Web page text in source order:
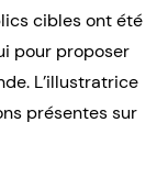
cibles ont été
pour proposer
L’illustratrice
présentes sur